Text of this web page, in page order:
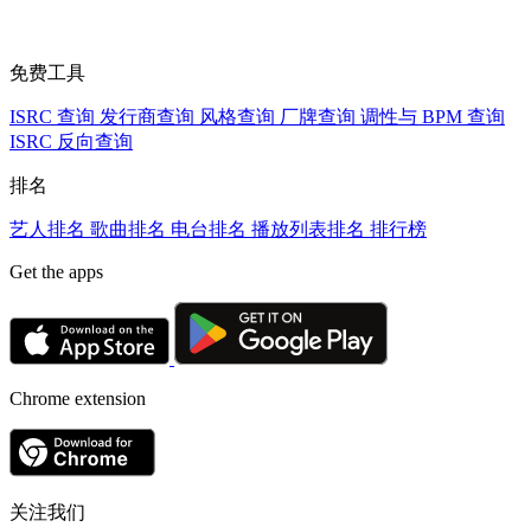
免费工具
ISRC 查询 发行商查询 风格查询 厂牌查询 调性与 BPM 查询
ISRC 反向查询
排名
艺人排名 歌曲排名 电台排名 播放列表排名 排行榜
Get the apps
Chrome extension
关注我们